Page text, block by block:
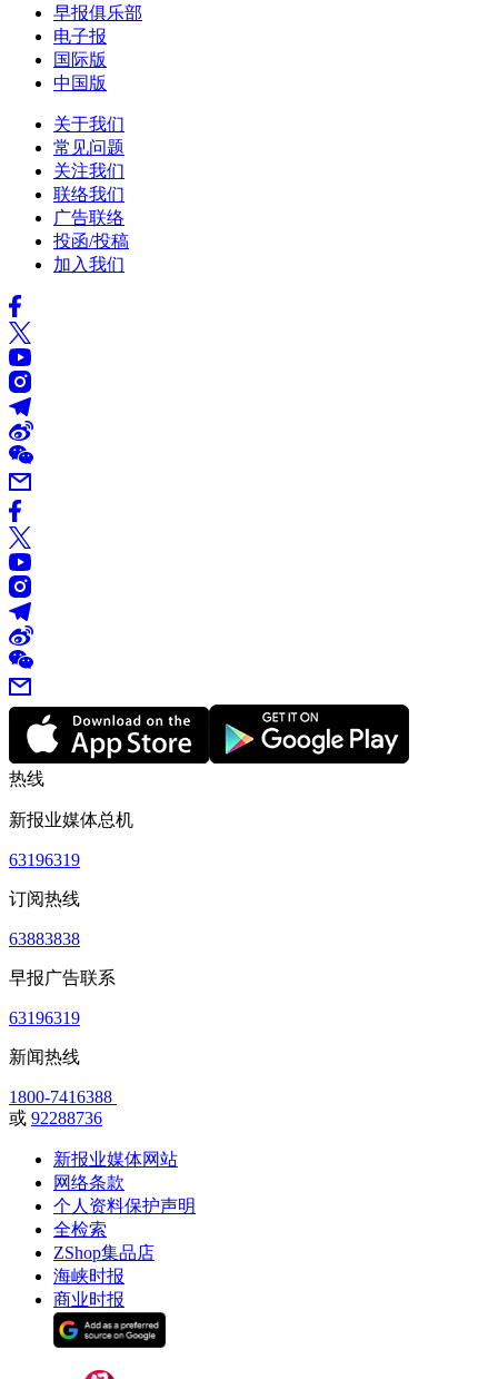
早报俱乐部
电子报
国际版
中国版
关于我们
常见问题
关注我们
联络我们
广告联络
投函/投稿
加入我们
热线
新报业媒体总机
63196319
订阅热线
63883838
早报广告联系
63196319
新闻热线
1800-7416388
或 92288736
新报业媒体网站
网络条款
个人资料保护声明
全检索
ZShop集品店
海峡时报
商业时报